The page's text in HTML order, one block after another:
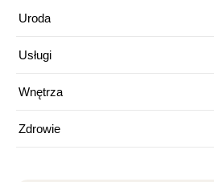
Uroda
Usługi
Wnętrza
Zdrowie